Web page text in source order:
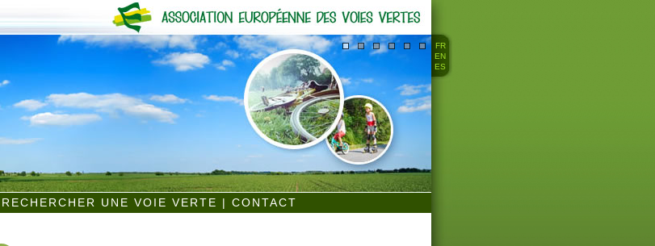
FR
EN
ES
RECHERCHER UNE VOIE VERTE | CONTACT